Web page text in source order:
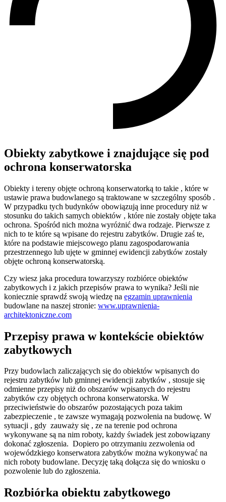
Obiekty zabytkowe i znajdujące się pod
ochrona konserwatorska
Obiekty i tereny objęte ochroną konserwatorką to takie , które w
ustawie prawa budowlanego są traktowane w szczególny sposób .
W przypadku tych budynków obowiązują inne procedury niż w
stosunku do takich samych obiektów , które nie zostały objęte taka
ochrona. Spośród nich można wyróżnić dwa rodzaje. Pierwsze z
nich to te które są wpisane do rejestru zabytków. Drugie zaś te,
które na podstawie miejscowego planu zagospodarowania
przestrzennego lub ujęte w gminnej ewidencji zabytków zostały
objęte ochroną konserwatorską.
Czy wiesz jaka procedura towarzyszy rozbiórce obiektów
zabytkowych i z jakich przepisów prawa to wynika? Jeśli nie
koniecznie sprawdź swoją wiedzę na egzamin uprawnienia
budowlane na naszej stronie: www.uprawnienia-
architektoniczne.com
Przepisy prawa w kontekście obiektów
zabytkowych
Przy budowlach zaliczających się do obiektów wpisanych do
rejestru zabytków lub gminnej ewidencji zabytków , stosuje się
odmienne przepisy niż do obszarów wpisanych do rejestru
zabytków czy objętych ochrona konserwatorska. W
przeciwieństwie do obszarów pozostających poza takim
zabezpieczenie , te zawsze wymagają pozwolenia na budowę. W
sytuacji , gdy zauważy się , ze na terenie pod ochrona
wykonywane są na nim roboty, każdy świadek jest zobowiązany
dokonać zgłoszenia. Dopiero po otrzymaniu zezwolenia od
wojewódzkiego konserwatora zabytków można wykonywać na
nich roboty budowlane. Decyzję taką dołącza się do wniosku o
pozwolenie lub do zgłoszenia.
Rozbiórka obiektu zabytkowego